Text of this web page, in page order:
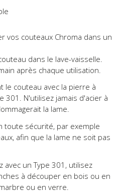
vos couteaux Chroma dans un
dans le lave-vaisselle.
après chaque utilisation.
le couteau avec la pierre à
301. N'utilisez jamais d'acier à
la lame.
toute sécurité, par exemple
afin que la lame ne soit pas
avec un Type 301, utilisez
à découper en bois ou en
ou en verre.